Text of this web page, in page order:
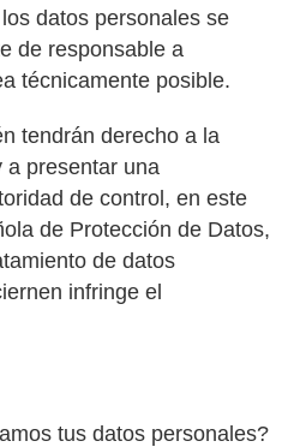
datos personales se
de responsable a
técnicamente posible.
tendrán derecho a la
a presentar una
de control, en este
de Protección de Datos,
de datos
infringe el
tus datos personales?